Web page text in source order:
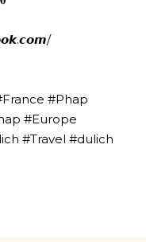
#Phap
#Europe
#Travel #dulich